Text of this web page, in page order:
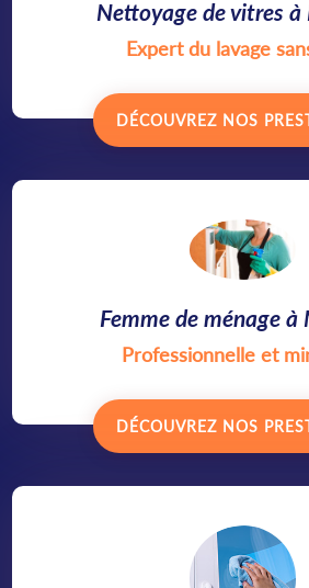
Nettoyage de vitres à
Expert du lavage
DÉCOUVREZ NOS
Femme de ménage à
Professionnelle et
DÉCOUVREZ NOS